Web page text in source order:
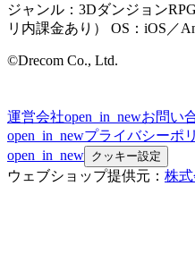
ジャンル：3Dダンジョン
リ内課金あり） OS：iOS／
©Drecom Co., Ltd.
運営会社open_in_newお問い
open_in_newプライバシーポ
open_in_new クッキー設定
ウェブショップ提供元： 株